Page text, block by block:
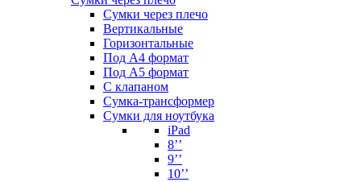
Сумки через плечо
Вертикальные
Горизонтальные
Под А4 формат
Под А5 формат
С клапаном
Сумка-трансформер
Сумки для ноутбука
iPad
8’’
9’’
10’’